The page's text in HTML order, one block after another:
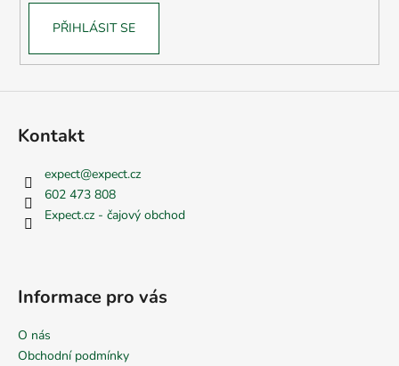
PŘIHLÁSIT SE
Kontakt
expect@expect.cz
602 473 808
Expect.cz - čajový obchod
Informace pro vás
O nás
Obchodní podmínky